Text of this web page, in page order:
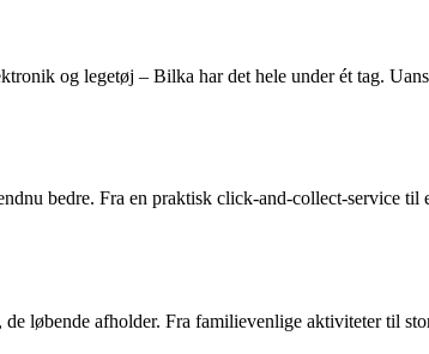
og legetøj – Bilka har det hele under ét tag.
bedre. Fra en praktisk click-and-collect-service
løbende afholder. Fra familievenlige aktiviteter til